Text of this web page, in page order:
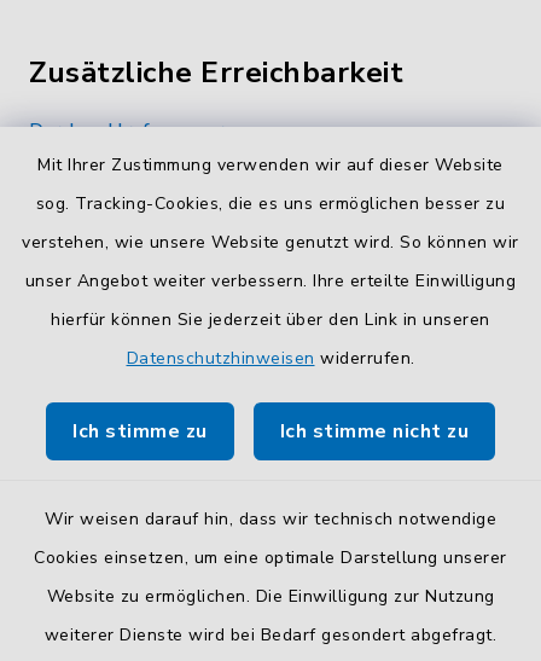
Mit Ihrer Zustimmung verwenden wir auf dieser Website
sog. Tracking-Cookies, die es uns ermöglichen besser zu
verstehen, wie unsere Website genutzt wird. So können wir
unser Angebot weiter verbessern. Ihre erteilte Einwilligung
hierfür können Sie jederzeit über den Link in unseren
Datenschutzhinweisen widerrufen.
Ich stimme zu Ich stimme nicht zu
Wir weisen darauf hin, dass wir technisch notwendige
Cookies einsetzen, um eine optimale Darstellung unserer
Website zu ermöglichen. Die Einwilligung zur Nutzung
weiterer Dienste wird bei Bedarf gesondert abgefragt.
Zusätzliche Erreichbarkeit
Durchwahlrufnummern
Die Durchwahlrufnummern unserer Mitarbeiterinnen
und Mitarbeiter finden Siehier.
Kontaktformular
SicheresKontaktformularmit BayernID verwenden.
So finden Sie uns.